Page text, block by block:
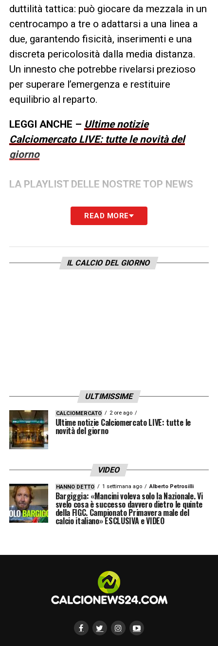
duttilità tattica: può giocare da mezzala in un
centrocampo a tre o adattarsi a una linea a
due, garantendo fisicità, inserimenti e una
discreta pericolosità dalla media distanza.
Un innesto che potrebbe rivelarsi prezioso
per superare l’emergenza e restituire
equilibrio al reparto.
LEGGI ANCHE – Ultime notizie
Calciomercato LIVE: tutte le novità del
giorno
LA PLAYLIST DELLE NOSTRE TOP NEWS
READ MORE
IL CALCIO DEL GIORNO
ULTIMISSIME
CALCIOMERCATO 2 ore ago
Ultime notizie Calciomercato LIVE: tutte le
novità del giorno
VIDEO
HANNO DETTO 1 settimana ago Alberto Petrosilli
Bargiggia: «Mancini voleva solo la Nazionale. Vi
svelo cosa è successo davvero dietro le quinte
della FIGC. Campionato Primavera male del
calcio italiano» ESCLUSIVA e VIDEO